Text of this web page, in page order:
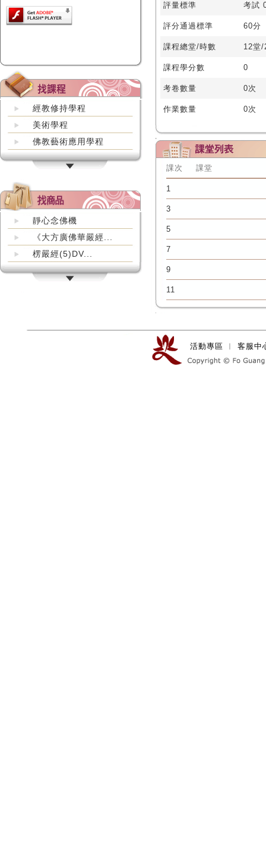
經教修持學程
美術學程
佛教藝術應用學程
靜心念佛機
《大方廣佛華嚴經...
楞嚴經(5)DV...
評量標準 考試
評分通過標準 60分
課程總堂/時數 12堂/
課程學分數 0
考卷數量 0次
作業數量 0次
課次 課堂
1
3
5
7
9
11
活動專區 ︱ 客服中